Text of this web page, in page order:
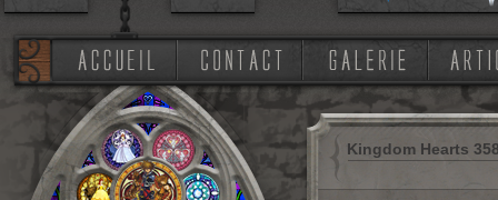
Kingdom Hearts